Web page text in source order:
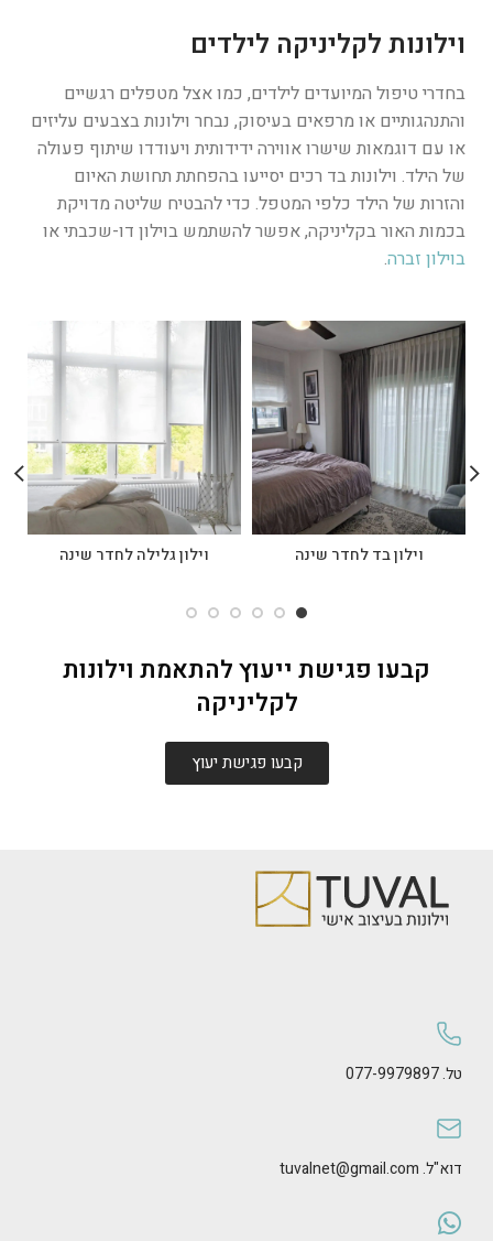
וילונות לקליניקה לילדים
בחדרי טיפול המיועדים לילדים, כמו אצל מטפלים רגשיים
והתנהגותיים או מרפאים בעיסוק, נבחר וילונות בצבעים עליזים
או עם דוגמאות שישרו אווירה ידידותית ויעודדו שיתוף פעולה
של הילד. וילונות בד רכים יסייעו בהפחתת תחושת האיום
והזרות של הילד כלפי המטפל. כדי להבטיח שליטה מדויקת
בכמות האור בקליניקה, אפשר להשתמש בוילון דו-שכבתי או
בוילון זברה.
וילון בד לחדר שינה וילון גלילה לחדר שינה
קבעו פגישת ייעוץ להתאמת וילונות
לקליניקה
קבעו פגישת יעוץ
טל. 077-9979897
דוא"ל. tuvalnet@gmail.com